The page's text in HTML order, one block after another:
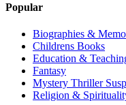
Popular
Biographies &
Childrens Books
Education &
Fantasy
Mystery Thriller
Religion &